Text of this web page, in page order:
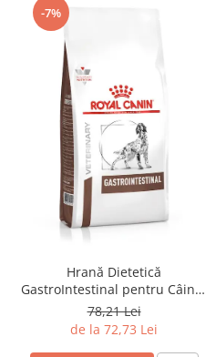
-7%
Hrană Dietetică
GastroIntestinal pentru Câini -
Royal Canin
78,21 Lei
de la 72,73 Lei